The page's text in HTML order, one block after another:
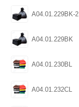
A04.01.229BK-2
A04.01.229BK
A04.01.230BL
A04.01.232CL